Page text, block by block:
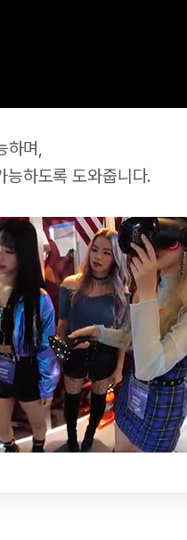
며,
하도록 도와줍니다.